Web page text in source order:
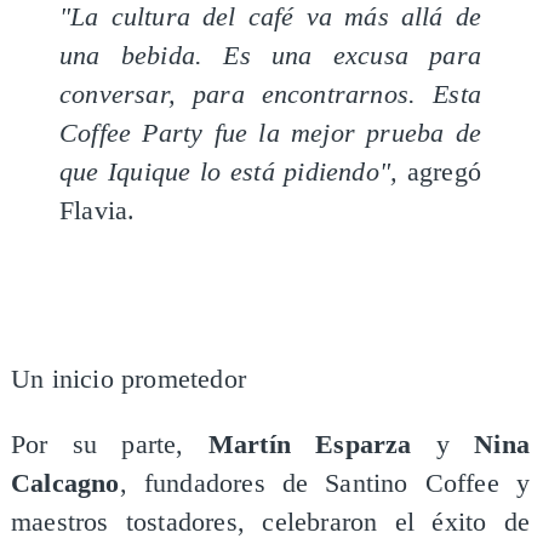
"La cultura del café va más allá de
una bebida. Es una excusa para
conversar, para encontrarnos. Esta
Coffee Party fue la mejor prueba de
que Iquique lo está pidiendo", agregó
Flavia.
Un inicio prometedor
Por su parte, Martín Esparza yNina
Calcagno, fundadores de Santino Coffee y
maestros tostadores, celebraron el éxito de